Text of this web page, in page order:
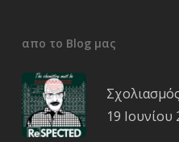
απο το Blog μας
19 Ιουνίου